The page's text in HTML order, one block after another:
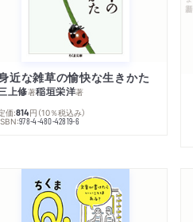
近な雑草の愉快な生きかた
上修著稲垣栄洋著
価:814円 （10％税込み）
978-4-480-42819-6